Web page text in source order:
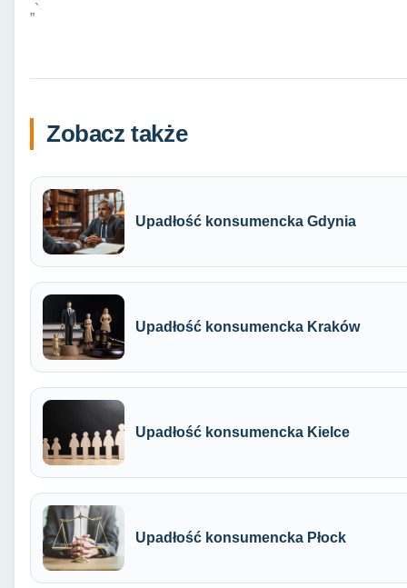
„`
Zobacz także
Upadłość konsumencka Gdynia
Upadłość konsumencka Kraków
Upadłość konsumencka Kielce
Upadłość konsumencka Płock